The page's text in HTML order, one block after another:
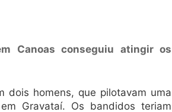
Canoas conseguiu atingir os
dois homens, que pilotavam uma
Gravataí. Os bandidos teriam